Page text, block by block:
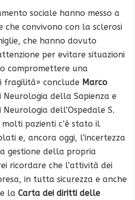
sociale hanno messo a
che convivono con la sclerosi
che hanno dovuto
per evitare situazioni
compromettere una
fragilità» conclude Marco
Neurologia della Sapienza e
dell’Ospedale S.
pazienti c’è stato il
e, ancora oggi, l’incertezza
gestione della propria
ricordare che l’attività dei
in tutta sicurezza e anche
la Carta dei diritti delle